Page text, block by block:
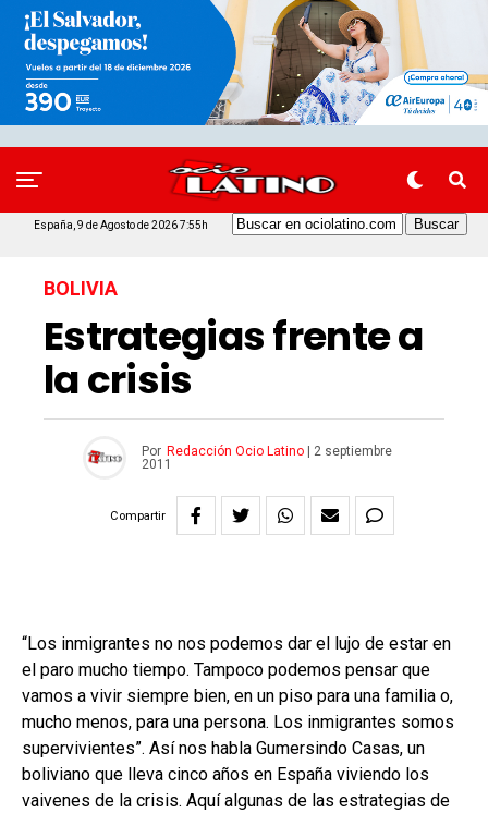
España, 9 de Agosto de 2026 7:55h
BOLIVIA
Estrategias frente a
la crisis
Por Redacción Ocio Latino|
2 septiembre
2011
Compartir
“Los inmigrantes no nos podemos dar el lujo de estar en
el paro mucho tiempo. Tampoco podemos pensar que
vamos a vivir siempre bien, en un piso para una familia o,
mucho menos, para una persona. Los inmigrantes somos
supervivientes”. Así nos habla Gumersindo Casas, un
boliviano que lleva cinco años en España viviendo los
vaivenes de la crisis. Aquí algunas de las estrategias de